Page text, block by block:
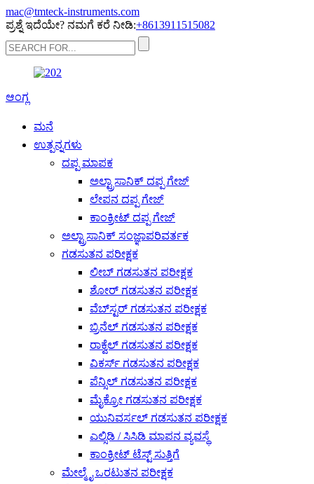
mac@tmteck-instruments.com
ಪ್ರಶ್ನೆ ಇದೆಯೇ? ನಮಗೆ ಕರೆ ನೀಡಿ:+8613911515082
ಆಂಗ್ಲ
ಮನೆ
ಉತ್ಪನ್ನಗಳು
ದಪ್ಪ ಮಾಪಕ
ಅಲ್ಟ್ರಾಸಾನಿಕ್ ದಪ್ಪ ಗೇಜ್
ಲೇಪನ ದಪ್ಪ ಗೇಜ್
ಕಾಂಕ್ರೀಟ್ ದಪ್ಪ ಗೇಜ್
ಅಲ್ಟ್ರಾಸಾನಿಕ್ ಸಂಜ್ಞಾಪರಿವರ್ತಕ
ಗಡಸುತನ ಪರೀಕ್ಷಕ
ಲೀಬ್ ಗಡಸುತನ ಪರೀಕ್ಷಕ
ಶೋರ್ ಗಡಸುತನ ಪರೀಕ್ಷಕ
ವೆಬ್‌ಸ್ಟರ್ ಗಡಸುತನ ಪರೀಕ್ಷಕ
ಬ್ರಿನೆಲ್ ಗಡಸುತನ ಪರೀಕ್ಷಕ
ರಾಕ್ವೆಲ್ ಗಡಸುತನ ಪರೀಕ್ಷಕ
ವಿಕರ್ಸ್ ಗಡಸುತನ ಪರೀಕ್ಷಕ
ಪೆನ್ಸಿಲ್ ಗಡಸುತನ ಪರೀಕ್ಷಕ
ಮೈಕ್ರೋ ಗಡಸುತನ ಪರೀಕ್ಷಕ
ಯುನಿವರ್ಸಲ್ ಗಡಸುತನ ಪರೀಕ್ಷಕ
ಎಲ್ಸಿಡಿ / ಸಿಸಿಡಿ ಮಾಪನ ವ್ಯವಸ್ಥೆ
ಕಾಂಕ್ರೀಟ್ ಟೆಸ್ಟ್ ಸುತ್ತಿಗೆ
ಮೇಲ್ಮೈ ಒರಟುತನ ಪರೀಕ್ಷಕ